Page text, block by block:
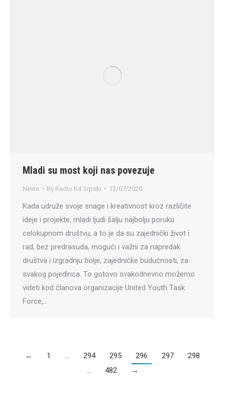
Mladi su most koji nas povezuje
News By Radio K4 Srpski 13/07/2020
Kada udruže svoje snage i kreativnost kroz različite
ideje i projekte, mladi ljudi šalju najbolju poruku
celokupnom društvu, a to je da su zajednički život i
rad, bez predrasuda, mogući i važni za napredak
društva i izgradnju bolje, zajedničke budućnosti, za
svakog pojedinca. To gotovo svakodnevno možemo
videti kod članova organizacije United Youth Task
Force,…
← 1 294 295 296 297
298
482 →